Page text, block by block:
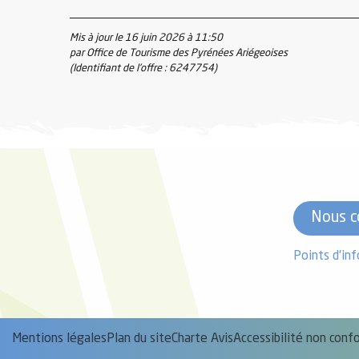
Mis à jour le 16 juin 2026 à 11:50
par Office de Tourisme des Pyrénées Ariégeoises
(Identifiant de l'offre : 6247754)
Nous
Points
Mentions légales Plan du siteCharte AvisAccessibilité non